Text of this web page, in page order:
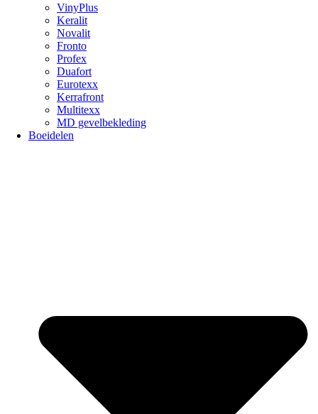
VinyPlus
Keralit
Novalit
Fronto
Profex
Duafort
Eurotexx
Kerrafront
Multitexx
MD gevelbekleding
Boeidelen